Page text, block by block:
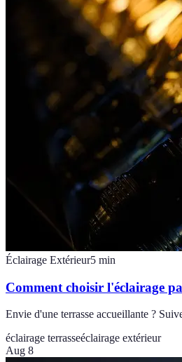
Éclairage Extérieur5 min
Comment choisir l'éclairage
Envie d'une terrasse accueillante ?
éclairage terrasseéclairage extérieur
Aug 8